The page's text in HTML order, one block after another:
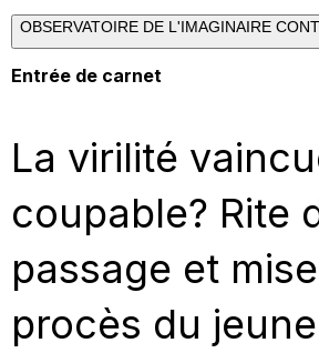
OBSERVATOIRE DE L'IMAGINAIRE
Entrée de carnet
La virilité
coupable? Rite
passage et
procès du